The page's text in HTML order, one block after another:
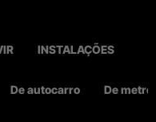
INSTALAÇÕES
De autocarro De metro